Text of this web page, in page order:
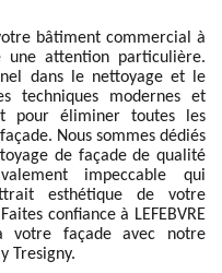
bâtiment commercial à
une attention particulière.
dans le nettoyage et le
techniques modernes et
pour éliminer toutes les
Nous sommes dédiés
de façade de qualité
impeccable qui
esthétique de votre
confiance à LEFEBVRE
votre façade avec notre
Tresigny.